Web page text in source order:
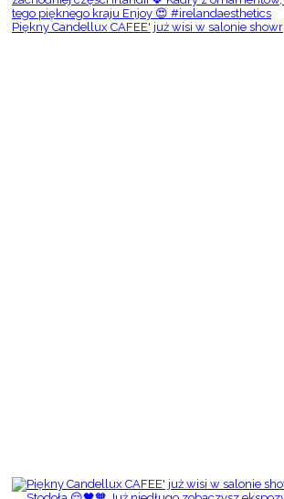
Piękny Candellux CAFEE' już wisi w salonie showr